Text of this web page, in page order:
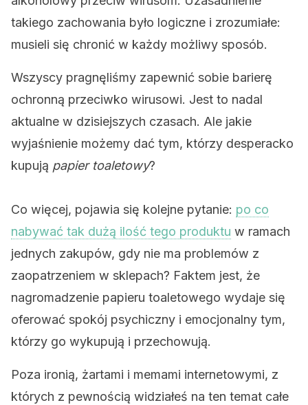
takiego zachowania było logiczne i zrozumiałe:
musieli się chronić w każdy możliwy sposób.
Wszyscy pragnęliśmy zapewnić sobie barierę
ochronną przeciwko wirusowi. Jest to nadal
aktualne w dzisiejszych czasach. Ale jakie
wyjaśnienie możemy dać tym, którzy desperacko
kupują papier toaletowy?
Co więcej, pojawia się kolejne pytanie: po co
nabywać tak dużą ilość tego produktu w ramach
jednych zakupów, gdy nie ma problemów z
zaopatrzeniem w sklepach? Faktem jest, że
nagromadzenie papieru toaletowego wydaje się
oferować spokój psychiczny i emocjonalny tym,
którzy go wykupują i przechowują.
Poza ironią, żartami i memami internetowymi, z
których z pewnością widziałeś na ten temat całe